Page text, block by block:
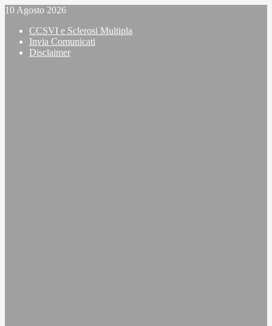
Vai
contenuto
10 Agosto 2026
CCSVI e Sclerosi Multipla
Invia Comunicati
Disclaimer